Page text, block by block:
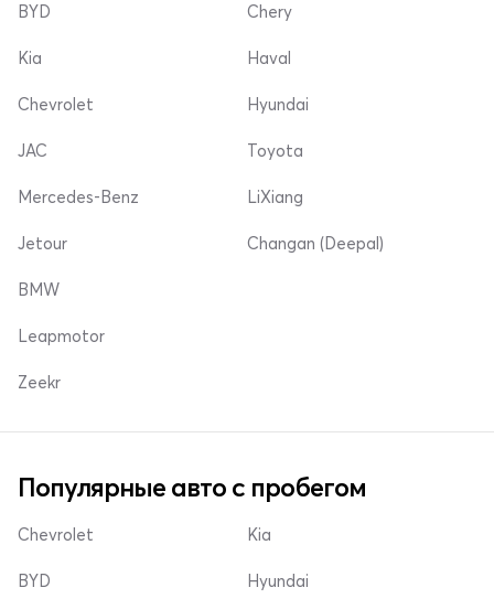
BYD
Kia
Chevrolet
Chery
Haval
Hyundai
JAC
Mercedes-Benz
Jetour
Toyota
LiXiang
Changan (Deepal)
BMW
Leapmotor
Zeekr
Популярные авто с пробегом
Chevrolet
BYD
Kia
Hyundai